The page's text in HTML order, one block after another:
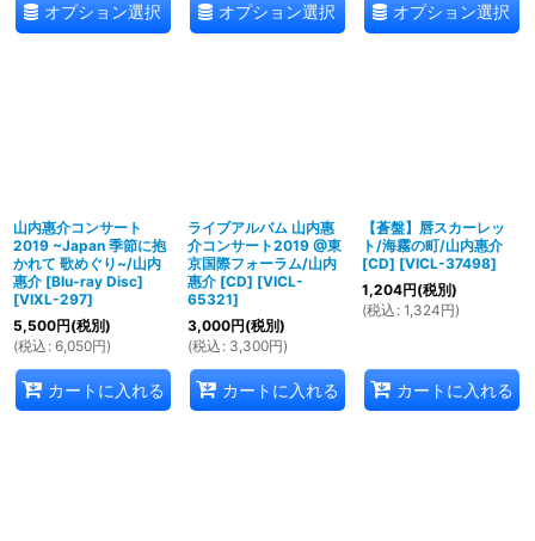
オプション選択 オプション選択 オプション選択
山内惠介コンサート
2019 ~Japan 季節に抱
かれて 歌めぐり~/山内
惠介 [Blu-ray Disc]
[VIXL-297]
5,500円(税別)
(税込 : 6,050円)
カートに入れる
ライブアルバム 山内惠
介コンサート2019 @東
京国際フォーラム/山内
惠介 [CD] [VICL-
65321]
3,000円(税別)
(税込 : 3,300円)
カートに入れる
【蒼盤】唇スカーレッ
ト/海霧の町/山内惠介
[CD] [VICL-37498]
1,204円(税別)
(税込 : 1,324円)
カートに入れる